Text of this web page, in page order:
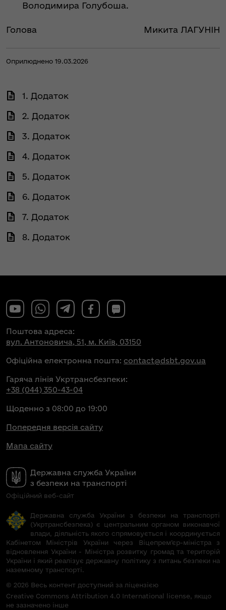
Володимира Голубоша.
Голова Микита ЛАГУНІН
Оприлюднено 19.03.2026
1. Додаток
2. Додаток
3. Додаток
4. Додаток
5. Додаток
6. Додаток
7. Додаток
8. Додаток
Державна служба України
з безпеки на транспорті
Офіційний веб-сайт
Поштова адреса:
вул. Антоновича, 51, м. Київ, 03150
Офіційна електронна пошта: contact@dsbt.gov.ua
Гаряча лінія Укртрансбезпеки:
+38 (044) 350-43-04
Щоденно з 08:00 до 19:00
Попередня версія сайту
Мапа сайту
Державна служба України з безпеки на транспорті
(Укртрансбезпека) є центральним органом виконавчої
влади, діяльність якого спрямовується і координується
Кабінетом Міністрів України через Віцепрем’єр-міністра з
відновлення України - Міністра розвитку громад та територій
України і який реалізує державну політику з питань безпеки на
наземному транспорті.
© 2026 Весь контент доступний за ліцензією
Creative Commons Attribution 4.0 International license, якщо
не зазначено інше